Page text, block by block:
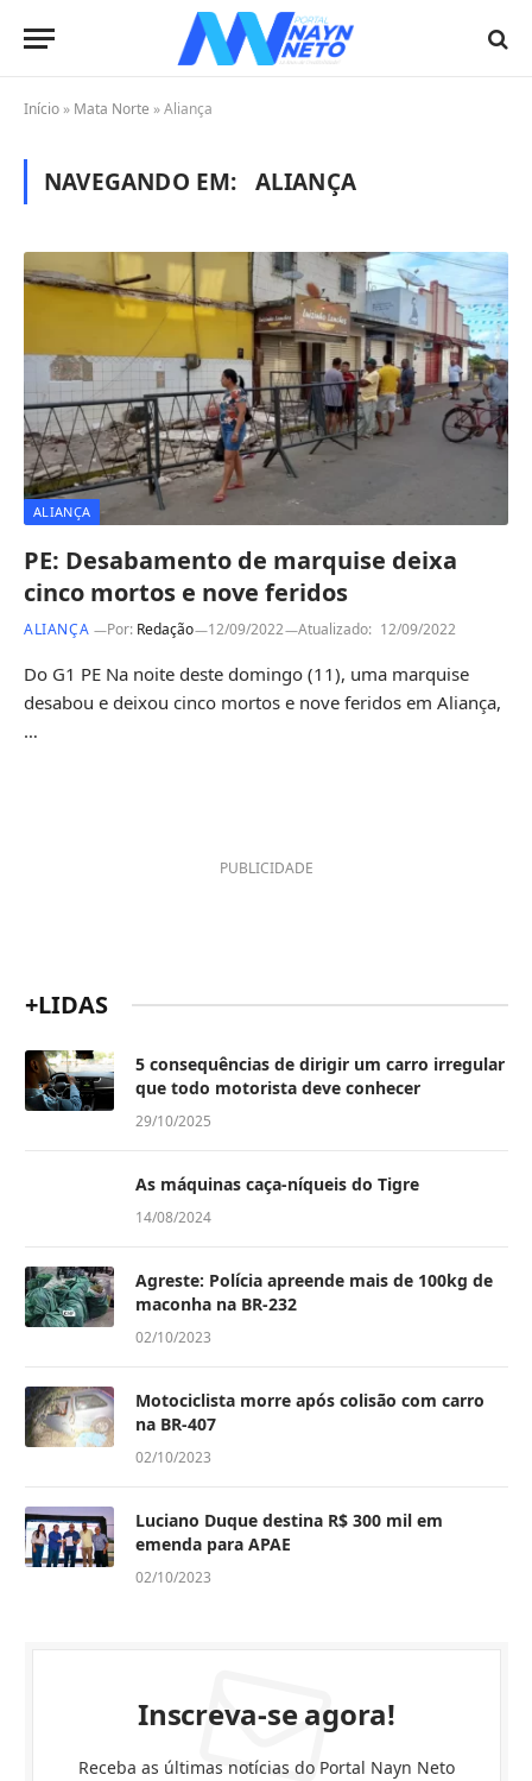
Início » Mata Norte »Aliança
NAVEGANDO EM: ALIANÇA
ALIANÇA
PE: Desabamento de marquise deixa
cinco mortos e nove feridos
ALIANÇA Por: Redação 12/09/2022 Atualizado: 12/09/2022
Do G1 PE Na noite deste domingo (11), uma marquise
desabou e deixou cinco mortos e nove feridos em Aliança,
…
PUBLICIDADE
+LIDAS
5 consequências de dirigir um carro irregular
que todo motorista deve conhecer
29/10/2025
As máquinas caça-níqueis do Tigre
14/08/2024
Agreste: Polícia apreende mais de 100kg de
maconha na BR-232
02/10/2023
Motociclista morre após colisão com carro
na BR-407
02/10/2023
Luciano Duque destina R$ 300 mil em
emenda para APAE
02/10/2023
Inscreva-se agora!
Receba as últimas notícias do Portal Nayn Neto